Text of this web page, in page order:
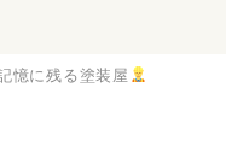
憶に残る塗装屋